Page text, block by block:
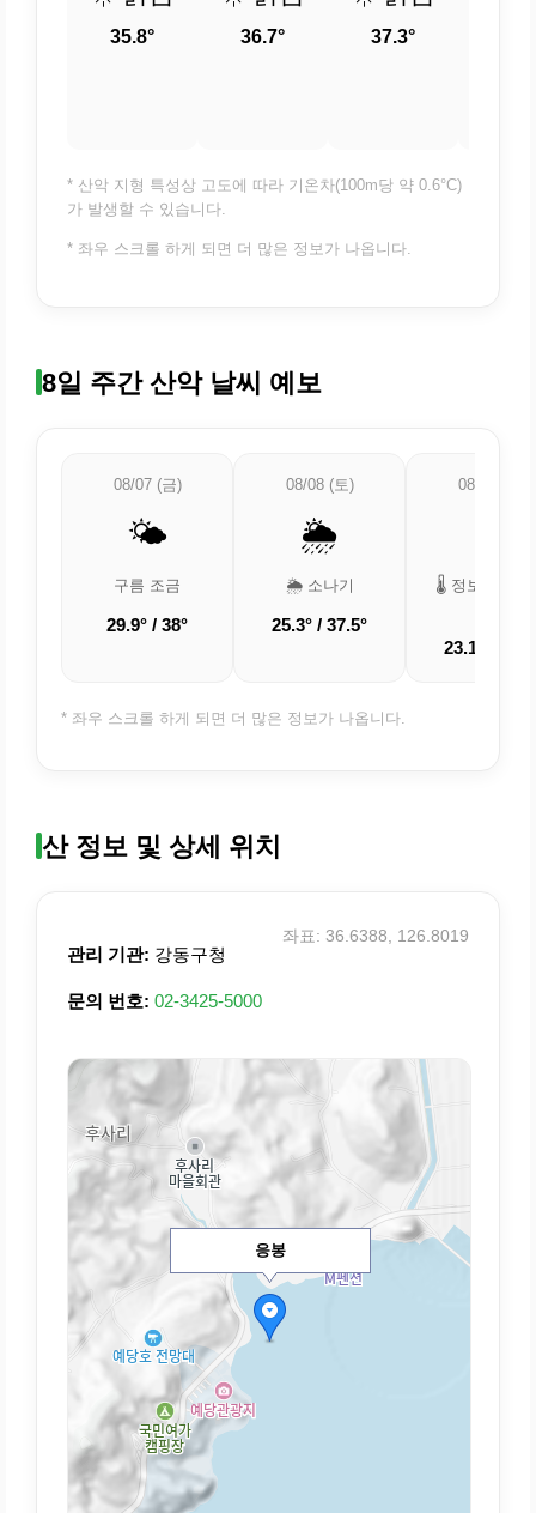
35.8° 36.7° 37.3°
* 산악 지형 특성상 고도에 따라 기온차(100m당 약 0.6°C)
가 발생할 수 있습니다.
* 좌우 스크롤 하게 되면 더 많은 정보가 나옵니다.
8일 주간 산악 날씨 예보
08/07 (금)
🌤️
구름 조금
29.9° / 38°
08/08 (토)
🌦️
🌦️ 소나기
25.3° / 37.5°
08/09 (일)
🌡️ 정보 업데이
23.1° /
* 좌우 스크롤 하게 되면 더 많은 정보가 나옵니다.
산 정보 및 상세 위치
관리 기관: 강동구청
문의 번호: 02-3425-5000
좌표: 36.6388, 126.8019
응봉